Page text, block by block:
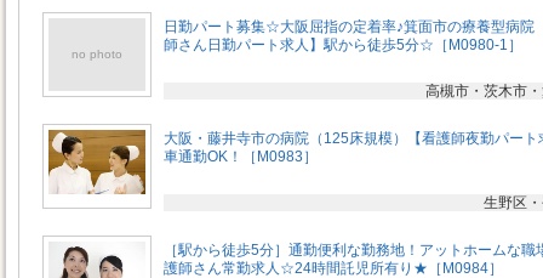
no photo
日勤パート募集☆大阪屈指の定着率♪箕面市の療養型病院
師さん日勤パート求人】駅から徒歩5分☆［M0980-1］
高槻市・茨木市
大阪・藤井寺市の病院（125床規模）【看護師夜勤パート
車通勤OK！［M0983］
生野区
［駅から徒歩5分］通勤便利な勤務地！アットホームな
護師さん常勤求人☆24時間託児所有り★［M0984］